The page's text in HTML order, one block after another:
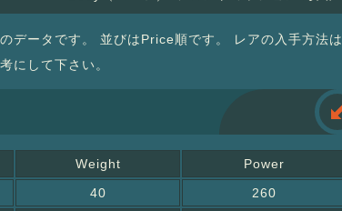
データです。 並びはPrice順です。 レアの入手方法は
にして下さい。
Weight
Power
40
260